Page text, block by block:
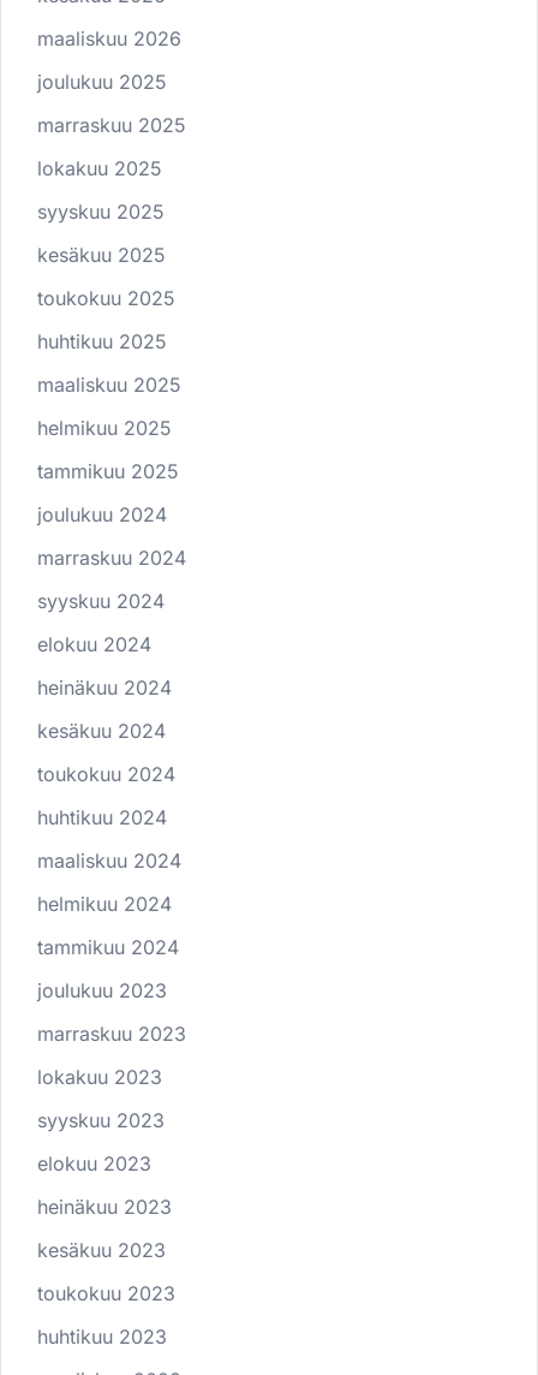
maaliskuu 2026
joulukuu 2025
marraskuu 2025
lokakuu 2025
syyskuu 2025
kesäkuu 2025
toukokuu 2025
huhtikuu 2025
maaliskuu 2025
helmikuu 2025
tammikuu 2025
joulukuu 2024
marraskuu 2024
syyskuu 2024
elokuu 2024
heinäkuu 2024
kesäkuu 2024
toukokuu 2024
huhtikuu 2024
maaliskuu 2024
helmikuu 2024
tammikuu 2024
joulukuu 2023
marraskuu 2023
lokakuu 2023
syyskuu 2023
elokuu 2023
heinäkuu 2023
kesäkuu 2023
toukokuu 2023
huhtikuu 2023